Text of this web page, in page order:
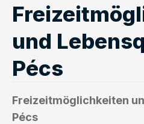
und
Pécs
Freizeitmöglichkeiten
Pécs